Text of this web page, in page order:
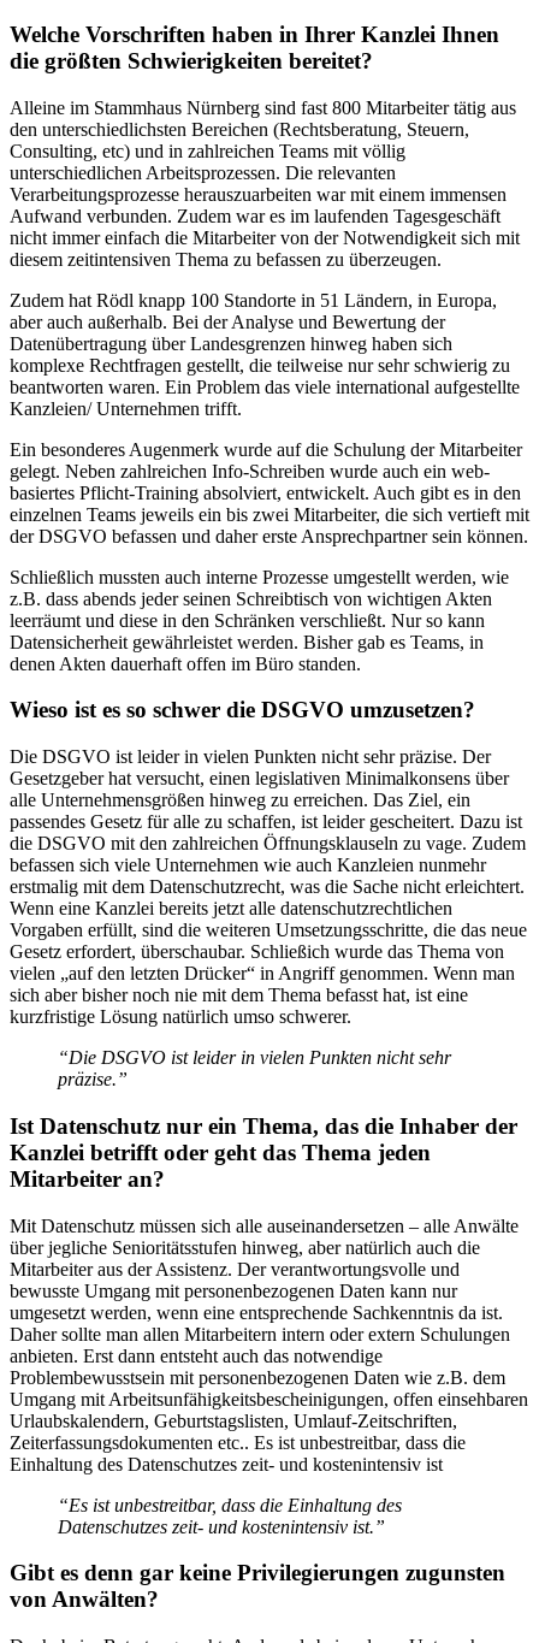
Welche Vorschriften haben in Ihrer Kanzlei Ihnen
die größten Schwierigkeiten bereitet?
Alleine im Stammhaus Nürnberg sind fast 800 Mitarbeiter tätig aus
den unterschiedlichsten Bereichen (Rechtsberatung, Steuern,
Consulting, etc) und in zahlreichen Teams mit völlig
unterschiedlichen Arbeitsprozessen. Die relevanten
Verarbeitungsprozesse herauszuarbeiten war mit einem immensen
Aufwand verbunden. Zudem war es im laufenden Tagesgeschäft
nicht immer einfach die Mitarbeiter von der Notwendigkeit sich mit
diesem zeitintensiven Thema zu befassen zu überzeugen.
Zudem hat Rödl knapp 100 Standorte in 51 Ländern, in Europa,
aber auch außerhalb. Bei der Analyse und Bewertung der
Datenübertragung über Landesgrenzen hinweg haben sich
komplexe Rechtfragen gestellt, die teilweise nur sehr schwierig zu
beantworten waren. Ein Problem das viele international aufgestellte
Kanzleien/ Unternehmen trifft.
Ein besonderes Augenmerk wurde auf die Schulung der Mitarbeiter
gelegt. Neben zahlreichen Info-Schreiben wurde auch ein web-
basiertes Pflicht-Training absolviert, entwickelt. Auch gibt es in den
einzelnen Teams jeweils ein bis zwei Mitarbeiter, die sich vertieft mit
der DSGVO befassen und daher erste Ansprechpartner sein können.
Schließlich mussten auch interne Prozesse umgestellt werden, wie
z.B. dass abends jeder seinen Schreibtisch von wichtigen Akten
leerräumt und diese in den Schränken verschließt. Nur so kann
Datensicherheit gewährleistet werden. Bisher gab es Teams, in
denen Akten dauerhaft offen im Büro standen.
Wieso ist es so schwer die DSGVO umzusetzen?
Die DSGVO ist leider in vielen Punkten nicht sehr präzise. Der
Gesetzgeber hat versucht, einen legislativen Minimalkonsens über
alle Unternehmensgrößen hinweg zu erreichen. Das Ziel, ein
passendes Gesetz für alle zu schaffen, ist leider gescheitert. Dazu ist
die DSGVO mit den zahlreichen Öffnungsklauseln zu vage. Zudem
befassen sich viele Unternehmen wie auch Kanzleien nunmehr
erstmalig mit dem Datenschutzrecht, was die Sache nicht erleichtert.
Wenn eine Kanzlei bereits jetzt alle datenschutzrechtlichen
Vorgaben erfüllt, sind die weiteren Umsetzungsschritte, die das neue
Gesetz erfordert, überschaubar. Schließich wurde das Thema von
vielen „auf den letzten Drücker“ in Angriff genommen. Wenn man
sich aber bisher noch nie mit dem Thema befasst hat, ist eine
kurzfristige Lösung natürlich umso schwerer.
“Die DSGVO ist leider in vielen Punkten nicht sehr
präzise.”
Ist Datenschutz nur ein Thema, das die Inhaber der
Kanzlei betrifft oder geht das Thema jeden
Mitarbeiter an?
Mit Datenschutz müssen sich alle auseinandersetzen – ­alle Anwälte
über jegliche Senioritätsstufen hinweg, aber natürlich auch die
Mitarbeiter aus der Assistenz. Der verantwortungsvolle und
bewusste Umgang mit personenbezogenen Daten kann nur
umgesetzt werden, wenn eine entsprechende Sachkenntnis da ist.
Daher sollte man allen Mitarbeitern intern oder extern Schulungen
anbieten. Erst dann entsteht auch das notwendige
Problembewusstsein mit personenbezogenen Daten wie z.B. dem
Umgang mit Arbeitsunfähigkeitsbescheinigungen, offen einsehbaren
Urlaubskalendern, Geburtstagslisten, Umlauf-Zeitschriften,
Zeiterfassungsdokumenten etc.. Es ist unbestreitbar, dass die
Einhaltung des Datenschutzes zeit- und kostenintensiv ist
“Es ist unbestreitbar, dass die Einhaltung des
Datenschutzes zeit- und kostenintensiv ist.”
Gibt es denn gar keine Privilegierungen zugunsten
von Anwälten?